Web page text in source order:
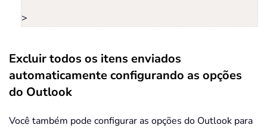
>
Excluir todos os itens enviados
automaticamente configurando as opções
do Outlook
Você também pode configurar as opções do Outlook para